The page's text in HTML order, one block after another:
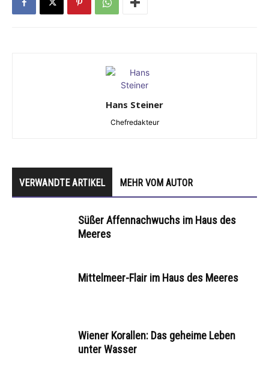
Hans Steiner
Chefredakteur
VERWANDTE ARTIKEL MEHR VOM AUTOR
Süßer Affennachwuchs im Haus des
Meeres
Mittelmeer-Flair im Haus des Meeres
Wiener Korallen: Das geheime Leben
unter Wasser